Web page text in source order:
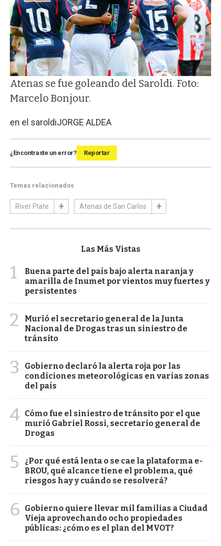
Atenas se fue goleando del Saroldi. Foto:
Marcelo Bonjour.
en el saroldiJORGE ALDEA
¿Encontraste un error? Reportar
Temas relacionados
River Plate Atenas de San Carlos
Las Más Vistas
1
Buena parte del país bajo alerta naranja y
amarilla de Inumet por vientos muy fuertes y
persistentes
2
Murió el secretario general de la Junta
Nacional de Drogas tras un siniestro de
tránsito
3
Gobierno declaró la alerta roja por las
condiciones meteorológicas en varias zonas
del país
4 Cómo fue el siniestro de tránsito por el que
murió Gabriel Rossi, secretario general de
Drogas
5
¿Por qué está lenta o se cae la plataforma e-
BROU, qué alcance tiene el problema, qué
riesgos hay y cuándo se resolverá?
6
Gobierno quiere llevar mil familias a Ciudad
Vieja aprovechando ocho propiedades
públicas: ¿cómo es el plan del MVOT?